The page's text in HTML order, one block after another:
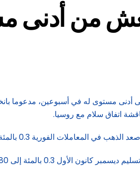
من أدنى
أدنى مستوى له في أسبوعين، مدعوما
اتفاق سلام مع روسيا.
الأول 0.3 بالمئة إلى 3391.80 دولار.